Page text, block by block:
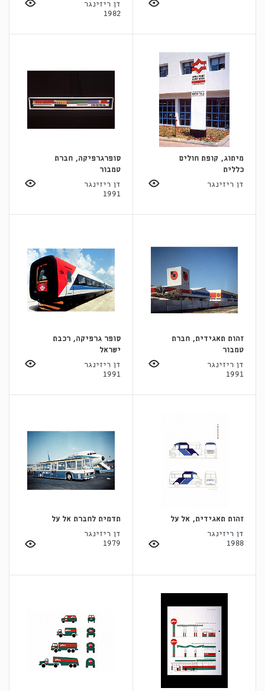
דן ריזינגר
1982
מיתוג, קופת חולים
כללית
דן ריזינגר
סופרגרפיקה, חברת
טמבור
דן ריזינגר
1991
זהות תאגידית, חברת
טמבור
דן ריזינגר
1991
סופר גרפיקה, רכבת
ישראל
דן ריזינגר
1991
זהות תאגידית, אל על
דן ריזינגר
1988
תדמית לחברת אל על
דן ריזינגר
1979